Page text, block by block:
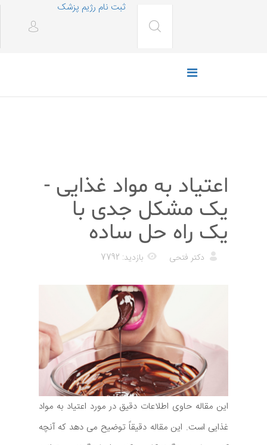
ثبت نام رژیم پزشک
اعتیاد به مواد غذایی -
یک مشکل جدی با
یک راه حل ساده
دکتر فتحی بازدید: 7792
این مقاله حاوی اطلاعات دقیق در مورد اعتیاد به مواد
غذایی است. این مقاله دقیقاً توضیح می دهد که آنچه